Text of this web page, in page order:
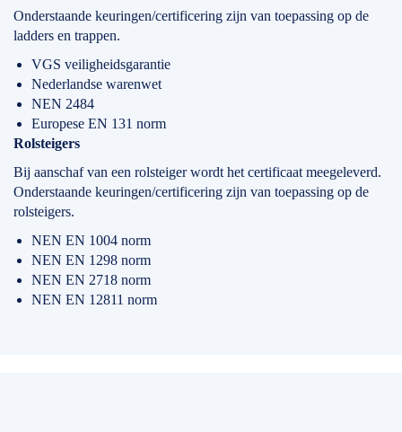
Onderstaande keuringen/certificering zijn van toepassing op de
ladders en trappen.
VGS veiligheidsgarantie
Nederlandse warenwet
NEN 2484
Europese EN 131 norm
Rolsteigers
Bij aanschaf van een rolsteiger wordt het certificaat meegeleverd.
Onderstaande keuringen/certificering zijn van toepassing op de
rolsteigers.
NEN EN 1004 norm
NEN EN 1298 norm
NEN EN 2718 norm
NEN EN 12811 norm